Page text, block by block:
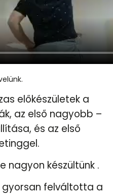
előkészületek a
az első nagyobb –
és az első
nagyon készültünk .
felváltotta a